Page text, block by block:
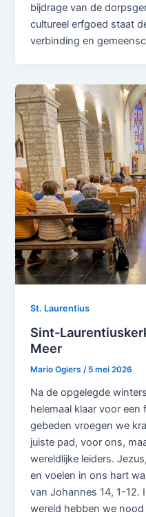
bijdrage van de
cultureel erfgoed staat
verbinding en
St. Laurentius
Sint-
Meer
Mario Ogiers / 5 mei 2026
Na de opgelegde
helemaal klaar voor een
gebeden vroegen we
juiste pad, voor ons,
wereldlijke leiders.
en voelen in ons hart
van Johannes 14, 1-12.
wereld hebben we